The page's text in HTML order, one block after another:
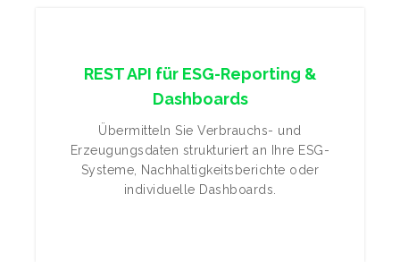
REST API für ESG-Reporting &
Dashboards
Übermitteln Sie Verbrauchs- und
Erzeugungsdaten strukturiert an Ihre ESG-
Systeme, Nachhaltigkeitsberichte oder
individuelle Dashboards.